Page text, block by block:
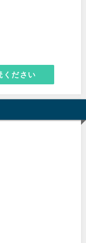
ください